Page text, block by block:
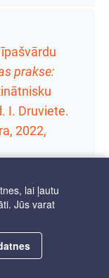
prakse:
I. Druviete.
2022,
tiesības
lai ļautu
Jūs varat